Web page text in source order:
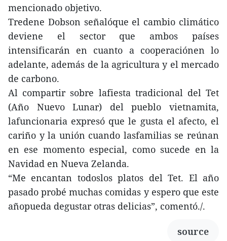
mencionado objetivo.
Tredene Dobson señalóque el cambio climático
deviene el sector que ambos países
intensificarán en cuanto a cooperaciónen lo
adelante, además de la agricultura y el mercado
de carbono.
Al compartir sobre lafiesta tradicional del Tet
(Año Nuevo Lunar) del pueblo vietnamita,
lafuncionaria expresó que le gusta el afecto, el
cariño y la unión cuando lasfamilias se reúnan
en ese momento especial, como sucede en la
Navidad en Nueva Zelanda.
“Me encantan todoslos platos del Tet. El año
pasado probé muchas comidas y espero que este
añopueda degustar otras delicias”, comentó./.
source